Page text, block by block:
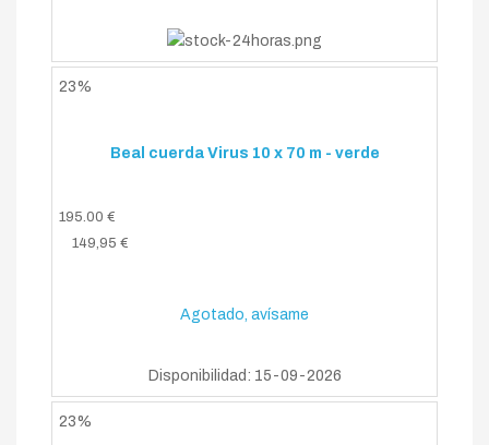
23%
Beal cuerda Virus 10 x 70 m - verde
195.00 €
149,95 €
Agotado, avísame
Disponibilidad: 15-09-2026
23%